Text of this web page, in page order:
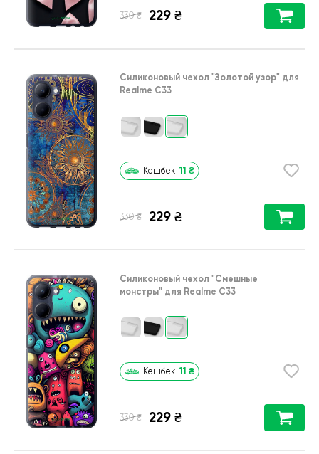
330 ₴ 229 ₴
Силиконовый чехол "Золотой узор" для
Realme C33
Кешбек 11 ₴
330 ₴ 229 ₴
Силиконовый чехол "Cмешные
монстры" для Realme C33
Кешбек 11 ₴
330 ₴ 229 ₴